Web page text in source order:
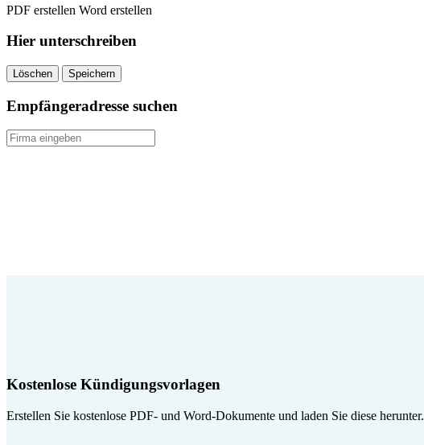
PDF erstellen Word erstellen
Hier unterschreiben
Löschen Speichern
Empfängeradresse suchen
Kostenlose Kündigungsvorlagen
Erstellen Sie kostenlose PDF- und Word-Dokumente und laden Sie diese herunter.